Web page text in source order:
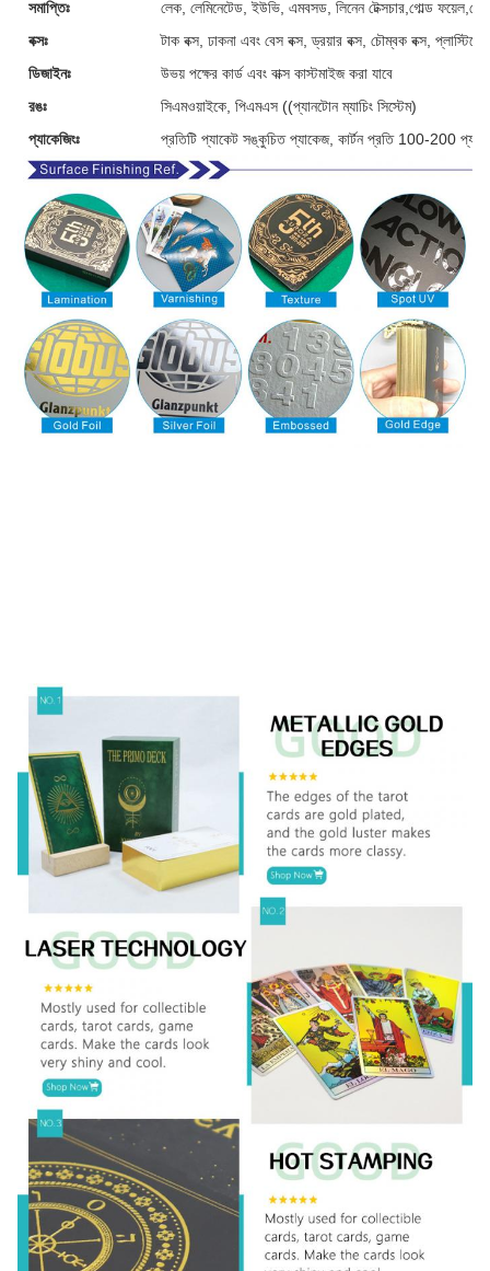
সমাপ্তিঃ
লেক, লেমিনেটেড, ইউভি, এমবসড, লিনেন টেক্সচার,গোল্ড
বক্সঃ
টাক বক্স, ঢাকনা এবং বেস বক্স, ড্রয়ার বক্স, চৌম্বক বক্স,
ডিজাইনঃ
উভয় পক্ষের কার্ড এবং বাক্স কাস্টমাইজ করা যাবে
রঙঃ
সিএমওয়াইকে, পিএমএস ((প্যানটোন ম্যাচিং সিস্টেম)
প্যাকেজিংঃ
প্রতিটি প্যাকেট সঙ্কুচিত প্যাকেজ, কার্টন প্রতি 100-200